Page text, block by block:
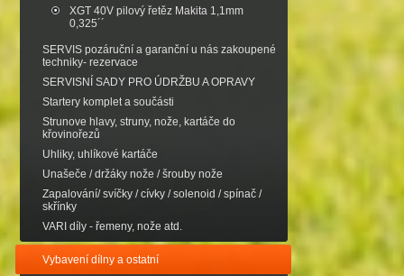
XGT 40V pilový řetěz Makita 1,1mm
0,325´´
SERVIS pozáruční a garanční u nás zakoupené
techniky- rezervace
SERVISNÍ SADY PRO ÚDRŽBU A OPRAVY
Startery komplet a součásti
Strunove hlavy, struny, nože, kartáče do
křovinořezů
Uhliky, uhlíkové kartáče
Unašeče / držáky nože / šrouby nože
Zapalování/ svíčky / cívky / solenoid / spínač /
skřínky
VARI díly - řemeny, nože atd.
Vybavení dílny a ostatní